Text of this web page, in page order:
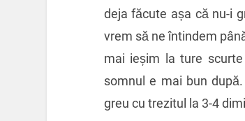
deja făcute așa că nu-i
vrem să ne întindem
mai ieșim la ture
somnul e mai bun
greu cu trezitul la 3-4